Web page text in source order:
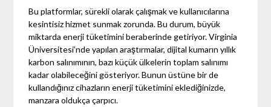
Bu platformlar, sürekli olarak çalışmak ve kullanıcılarına
kesintisiz hizmet sunmak zorunda. Bu durum, büyük
miktarda enerji tüketimini beraberinde getiriyor. Virginia
Üniversitesi’nde yapılan araştırmalar, dijital kumarın yıllık
karbon salınımının, bazı küçük ülkelerin toplam salınımı
kadar olabileceğini gösteriyor. Bunun üstüne bir de
kullandığınız cihazların enerji tüketimini eklediğinizde,
manzara oldukça çarpıcı.